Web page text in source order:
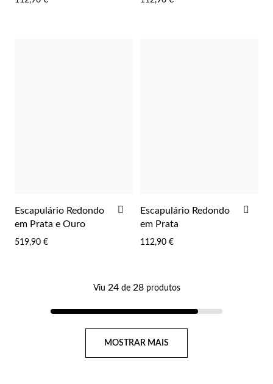
Escapulário Redondo
em Prata e Ouro
519,90 €
ADICIONAR
AOS
Escapulário Redondo
em Prata
112,90 €
Viu 24de 28produtos
MOSTRAR MAIS